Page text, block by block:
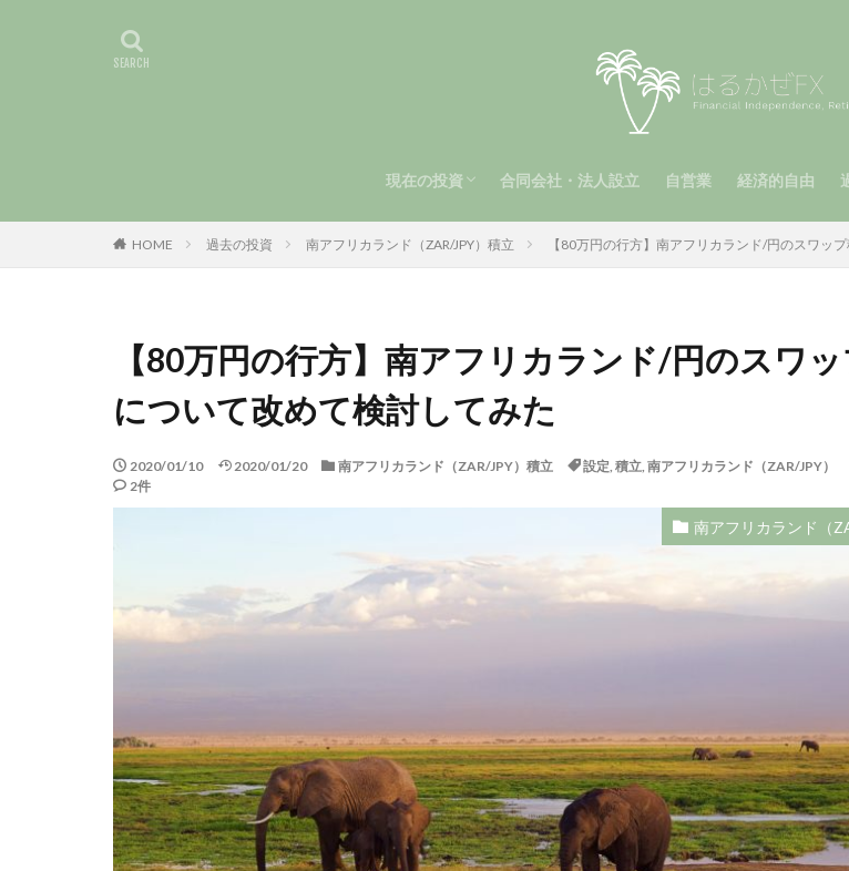
現在の投資
手動トラリピ（第2章）
運用報告（第2章）
合同会社・法人設立 自営業 経済的自由
HOME 過去の投資 南アフリカランド（ZAR/JPY）積立 【80万円の行方】南アフリカランド/円のスワッ
【80万円の行方】南アフリカランド/円のスワ
について改めて検討してみた
2020/01/10 2020/01/20 南アフリカランド（ZAR/JPY）積立 設定, 積立, 南アフリカランド（ZAR/JPY）
2件
南アフリカランド（